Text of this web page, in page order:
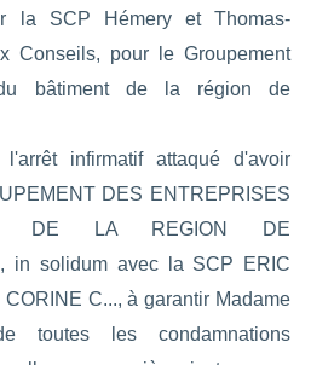
la SCP Hémery et Thomas-
Conseils, pour le Groupement
bâtiment de la région de
infirmatif attaqué d'avoir
DES ENTREPRISES
DE LA REGION DE
in solidum avec la SCP ERIC
C..., à garantir Madame
toutes les condamnations